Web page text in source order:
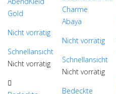
Nicht vorrätig
Schnellansicht
Nicht vorrätig
Dieses
Nicht vorrätig
Schnellansicht
Nicht vorrätig
Bedeckte